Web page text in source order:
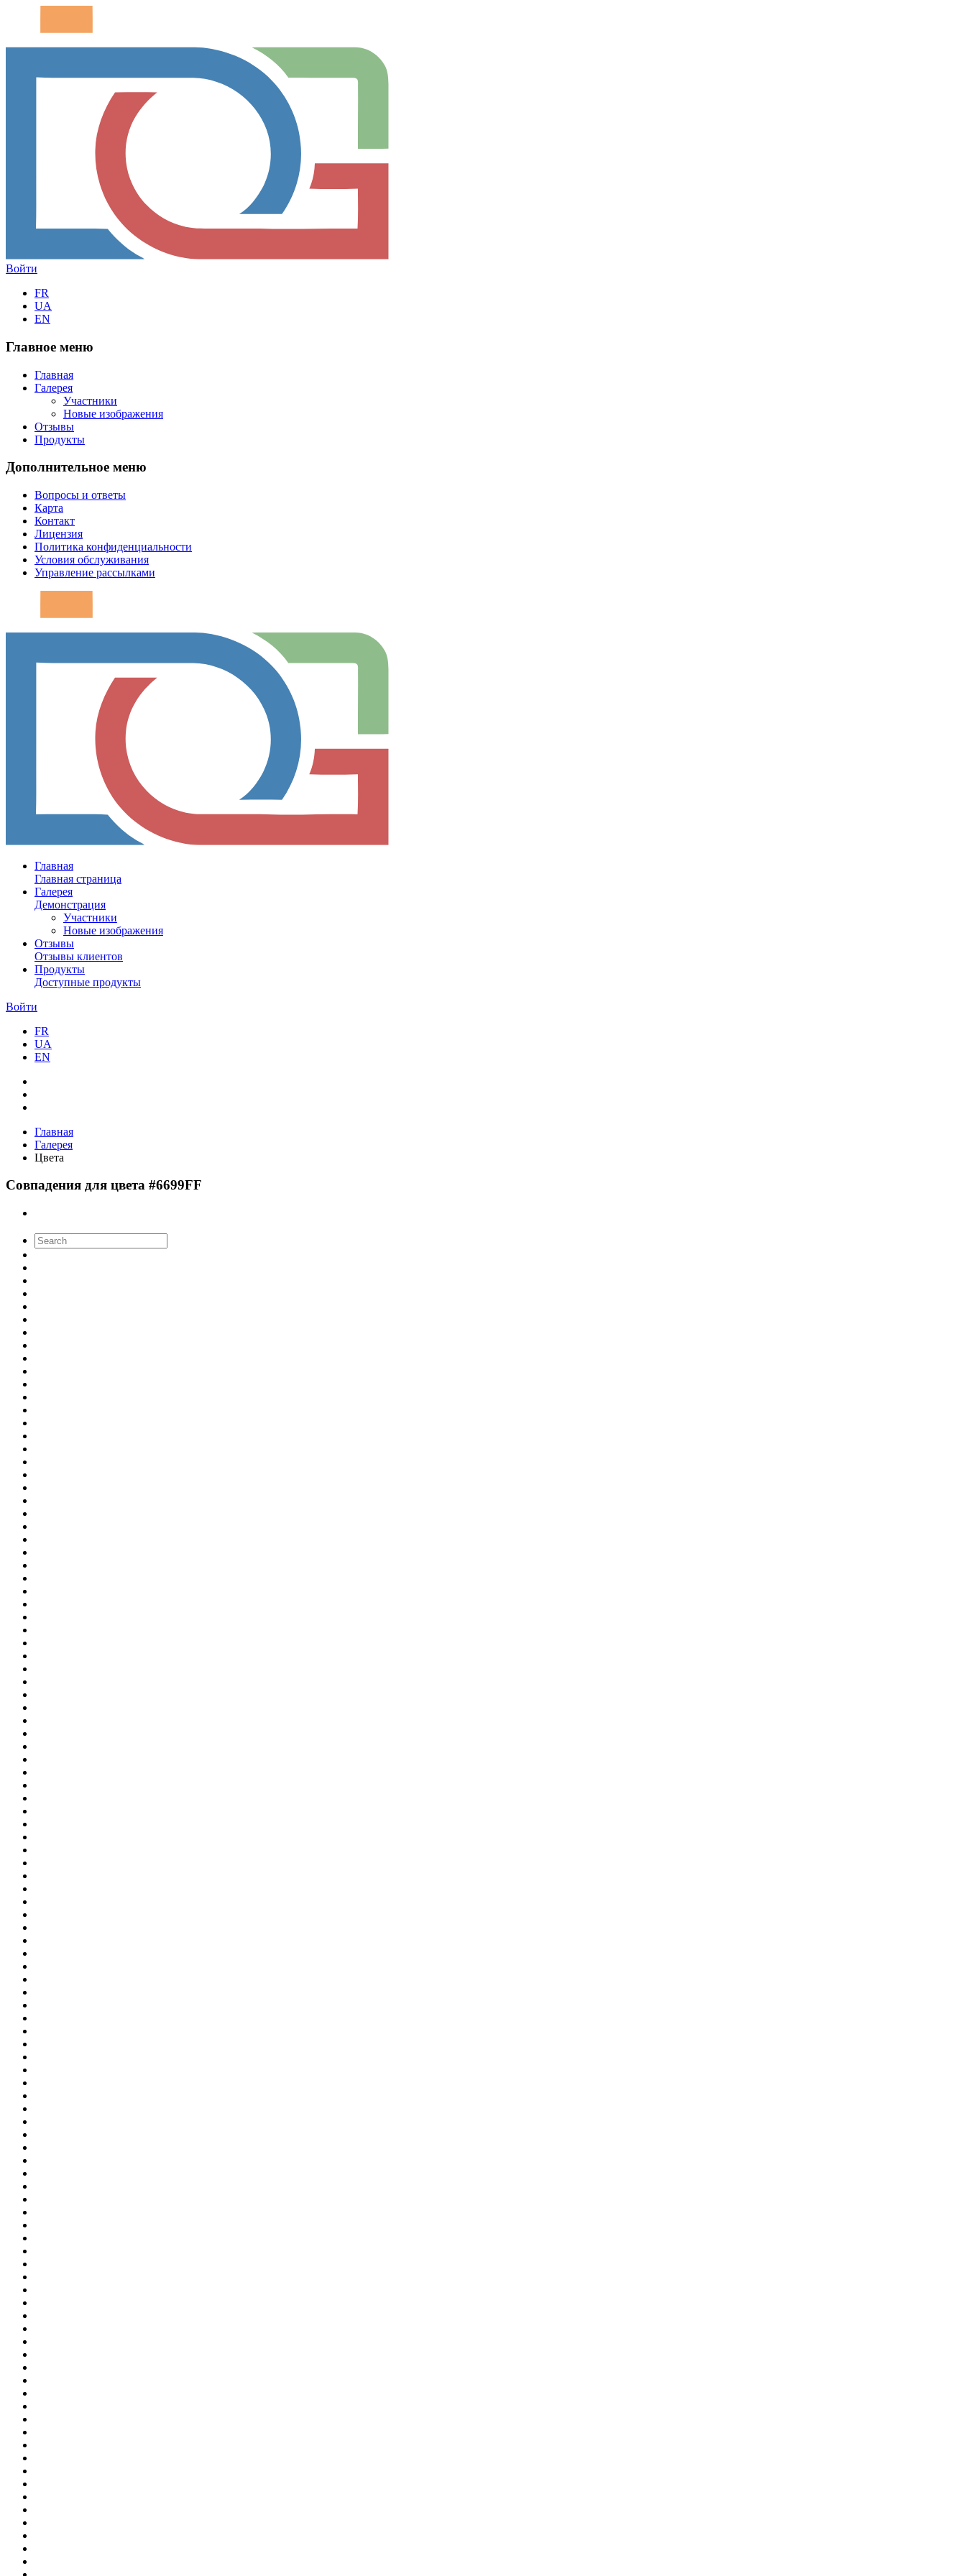
Войти
FR
UA
EN
Главное меню
Главная
Галерея
Участники
Новые изображения
Отзывы
Продукты
Дополнительное меню
Вопросы и ответы
Карта
Контакт
Лицензия
Политика конфиденциальности
Условия обслуживания
Управление рассылками
Главная
Главная страница
Галерея
Демонстрация
Участники
Новые изображения
Отзывы
Отзывы клиентов
Продукты
Доступные продукты
Войти
FR
UA
EN
Главная
Галерея
Цвета
Совпадения для цвета #6699FF